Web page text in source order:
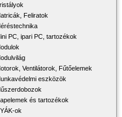
Feliratok
PC, ipari PC, tartozékok
Ventilátorok, Fűtőelemek
eszközök
és tartozékok
ok